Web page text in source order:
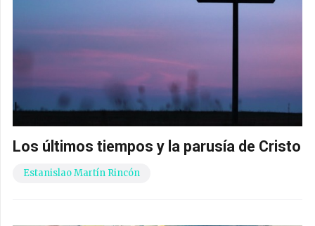
Los últimos tiempos y la parusía de Cristo
Estanislao Martín Rincón